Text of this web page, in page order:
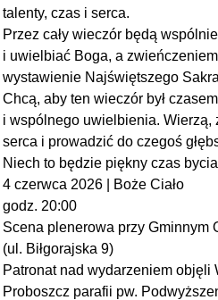
talenty, czas i serca.
Przez cały wieczór będą
i uwielbiać Boga, a
wystawienie Najświętszego
Chcą, aby ten wieczór był
i wspólnego uwielbienia. Wierzą,
serca i prowadzić do czegoś
Niech to będzie piękny czas
4 czerwca 2026 | Boże Ciało
godz. 20:00
Scena plenerowa przy Gminnym
(ul. Biłgorajska 9)
Patronat nad wydarzeniem objęli
Proboszcz parafii pw.